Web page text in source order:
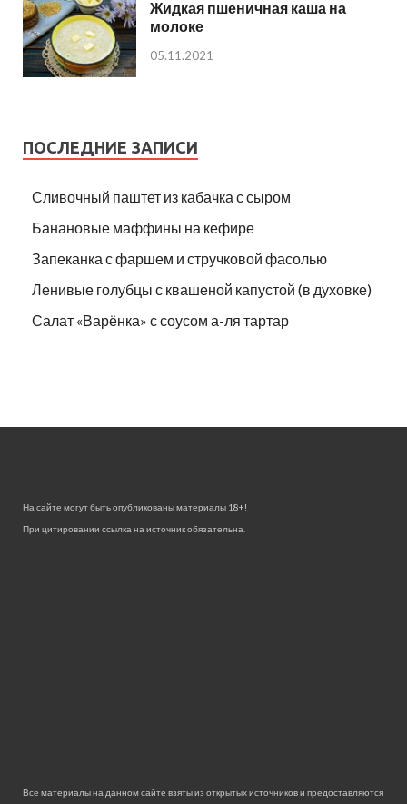
Жидкая пшеничная каша на
молоке
05.11.2021
ПОСЛЕДНИЕ ЗАПИСИ
Сливочный паштет из кабачка с сыром
Банановые маффины на кефире
Запеканка с фаршем и стручковой фасолью
Ленивые голубцы с квашеной капустой (в духовке)
Салат «Варёнка» с соусом а-ля тартар
На сайте могут быть опубликованы материалы 18+!
При цитировании ссылка на источник обязательна.
Все материалы на данном сайте взяты из открытых источников и предоставляются